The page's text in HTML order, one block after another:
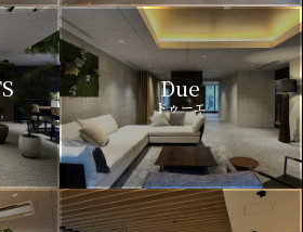
Due
ドゥーエ